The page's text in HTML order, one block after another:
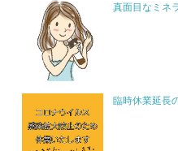
真面目なミネ
臨時休業延長